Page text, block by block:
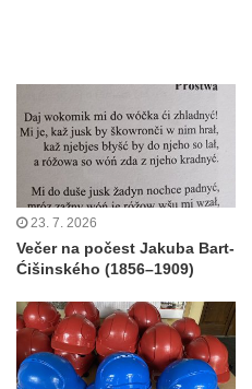
23. 7. 2026
Večer na počest Jakuba Bart-
Ćišinského (1856–1909)